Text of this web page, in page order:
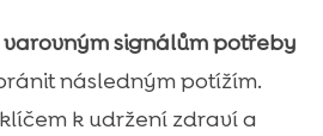
varovným signálům potřeby
následným potížím.
k udržení zdraví a